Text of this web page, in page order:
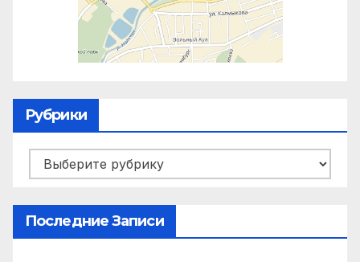
Рубрики
Рубрики
Последние Записи